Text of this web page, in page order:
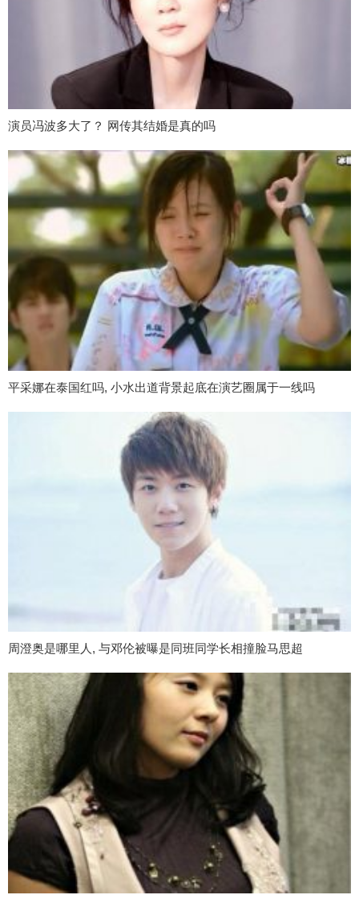
演员冯波多大了？ 网传其结婚是真的吗
平采娜在泰国红吗, 小水出道背景起底在演艺圈属于一线吗
周澄奥是哪里人, 与邓伦被曝是同班同学长相撞脸马思超